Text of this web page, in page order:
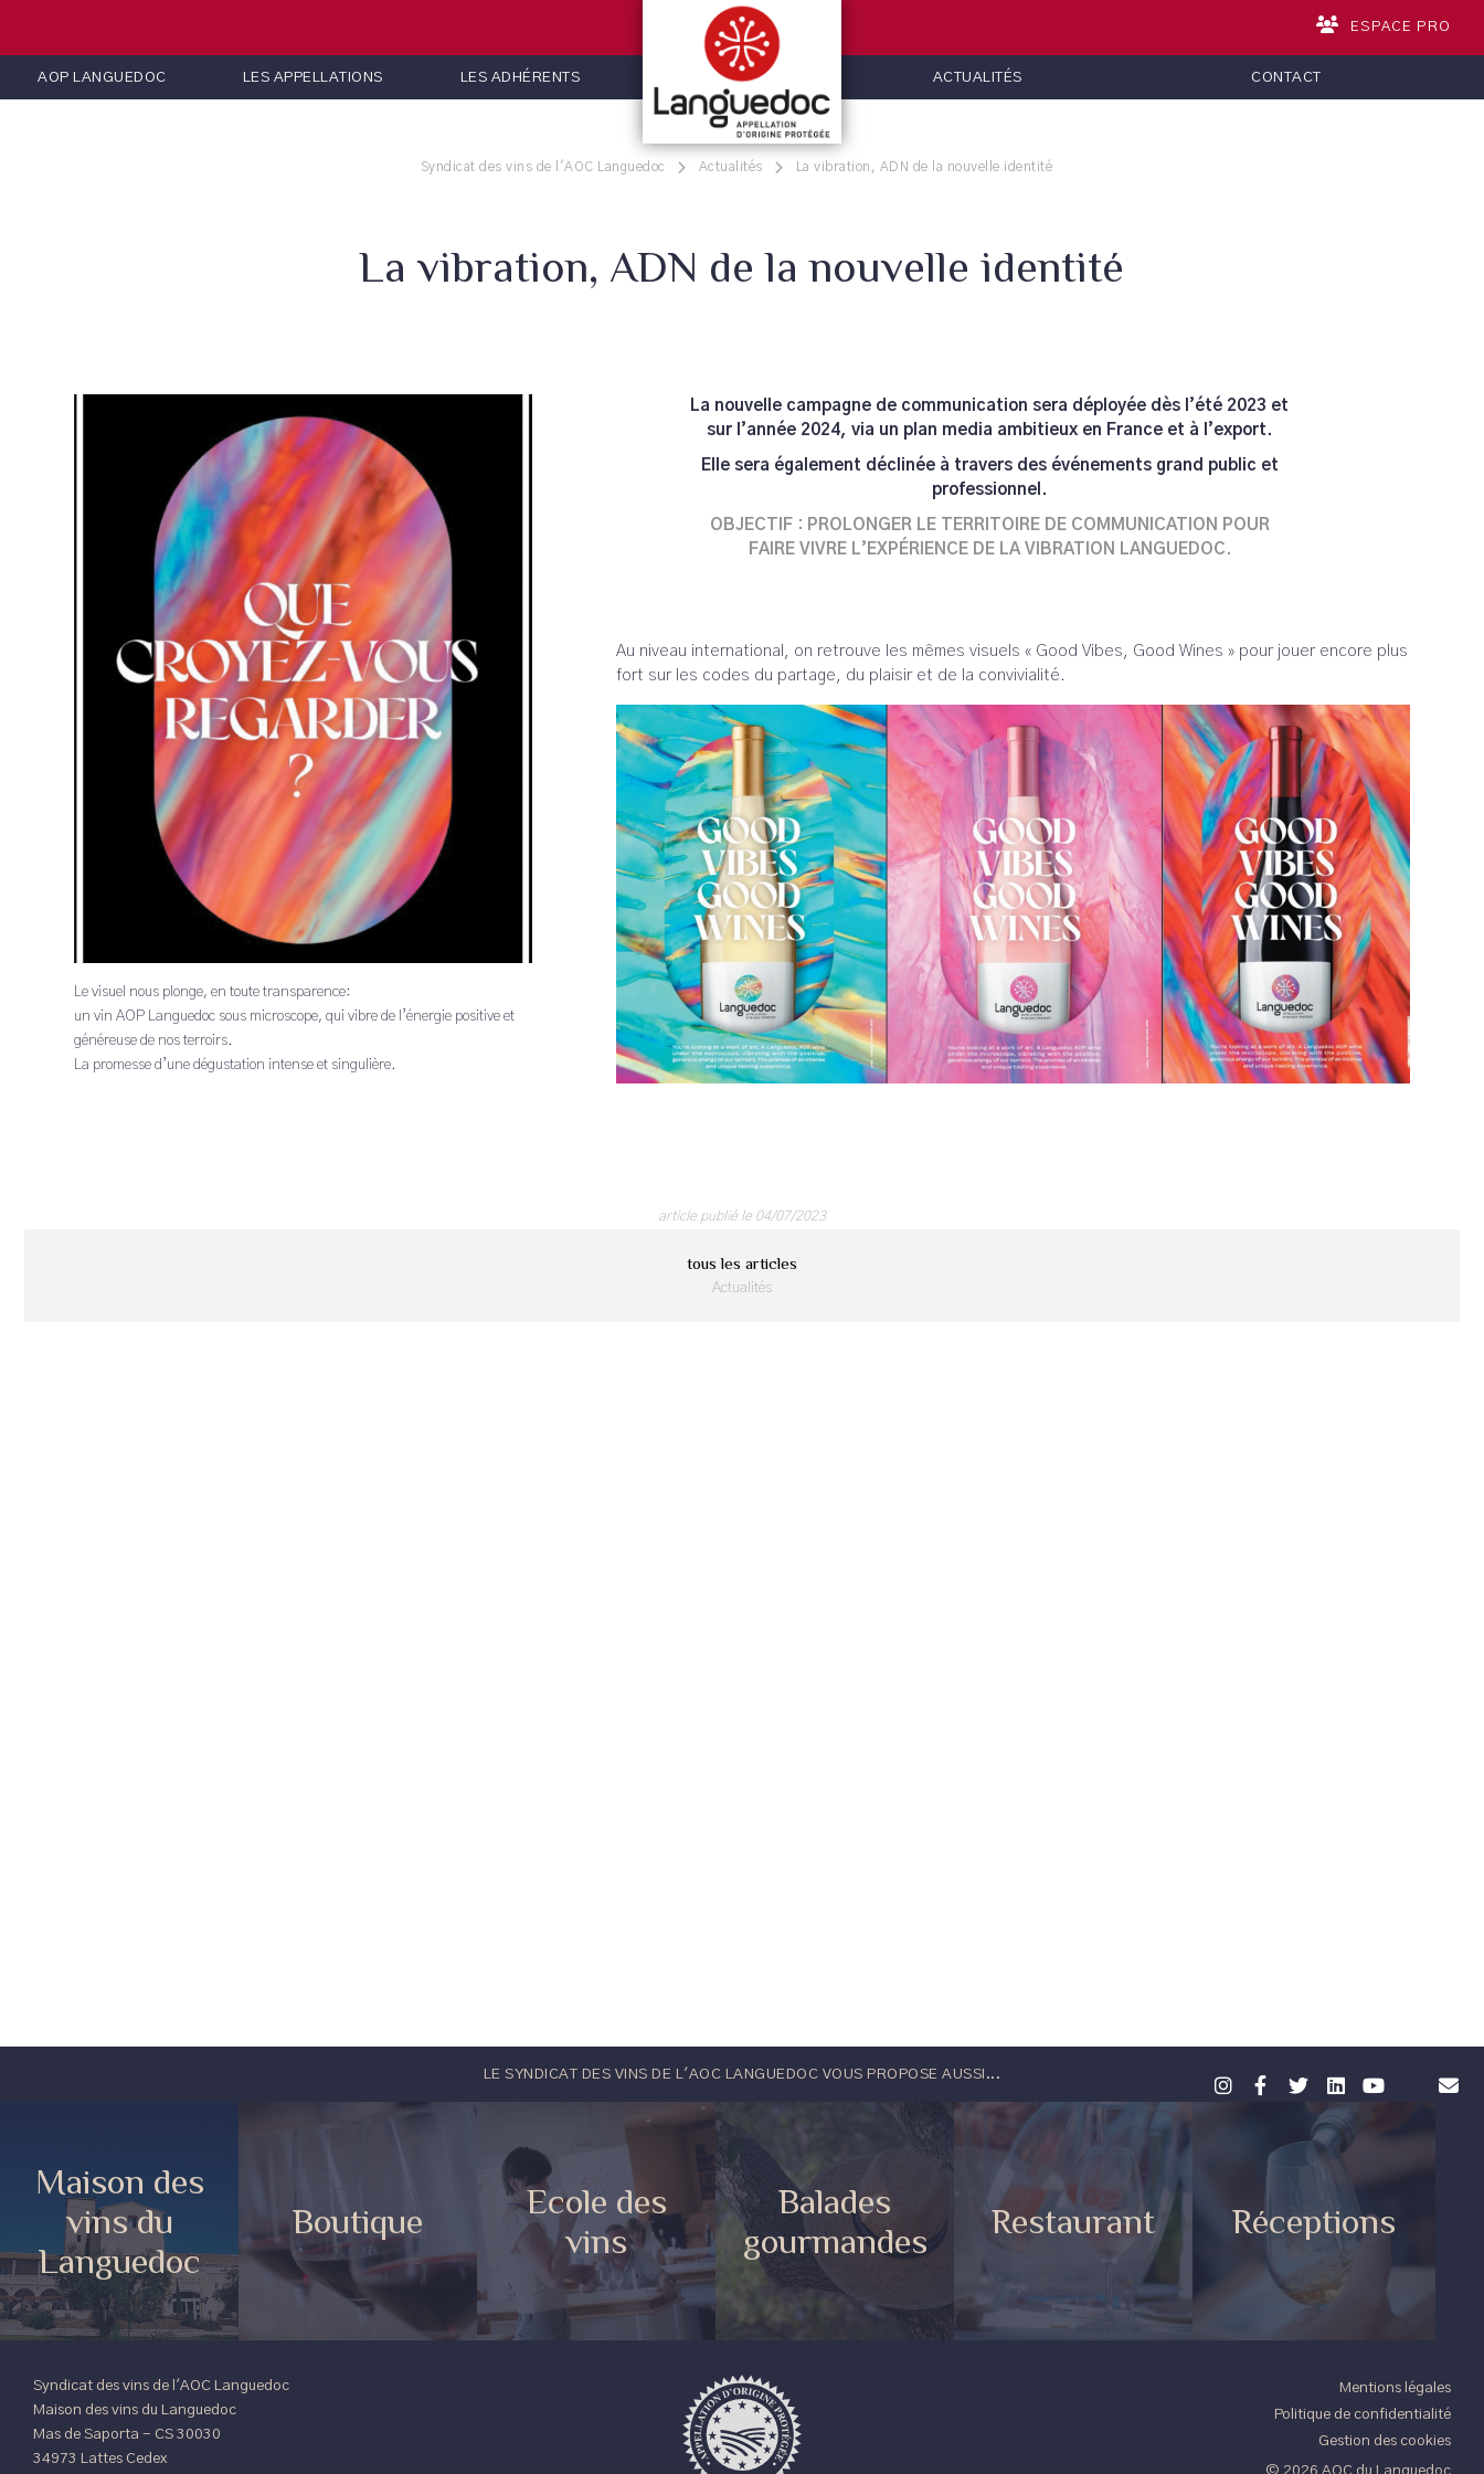
ESPACE PRO
AOP LANGUEDOC LES APPELLATIONS LES ADHÉRENTS ACTUALITÉS CONTACT
Syndicat des vins de l'AOC Languedoc Actualités La vibration, ADN de la nouvelle identité
La vibration, ADN de la nouvelle identité
Le visuel nous plonge, en toute transparence:
un vin AOP Languedoc sous microscope, qui vibre de l’énergie positive et
généreuse de nos terroirs.
La promesse d’une dégustation intense et singulière.
La nouvelle campagne de communication sera déployée dès l’été 2023 et
sur l’année 2024, via un plan media ambitieux en France et à l’export.
Elle sera également déclinée à travers des événements grand public et
professionnel.
OBJECTIF : PROLONGER LE TERRITOIRE DE COMMUNICATION POUR
FAIRE VIVRE L’EXPÉRIENCE DE LA VIBRATION LANGUEDOC.
Au niveau international, on retrouve les mêmes visuels « Good Vibes, Good Wines » pour jouer encore plus
fort sur les codes du partage, du plaisir et de la convivialité.
article publié le 04/07/2023
tous les articles
Actualités
LE SYNDICAT DES VINS DE L'AOC LANGUEDOC VOUS PROPOSE AUSSI...
Maison des
vins du
Languedoc
Boutique
Ecole des
vins
Balades
gourmandes
Restaurant Réceptions
Syndicat des vins de l'AOC Languedoc
Maison des vins du Languedoc
Mas de Saporta - CS 30030
34973 Lattes Cedex
Mentions légales
Politique de confidentialité
Gestion des cookies
© 2026 AOC du Languedoc